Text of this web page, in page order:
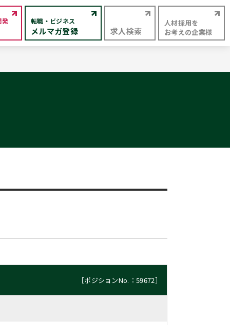
発 転職・ビジネス
メルマガ登録 求人検索
人材採用を
お考えの企業様
［ポジションNo.：59672］